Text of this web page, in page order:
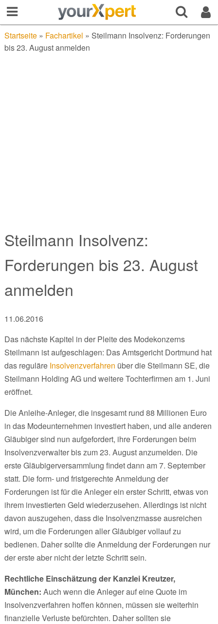
Startseite» Fachartikel » Steilmann Insolvenz: Forderungen
bis 23. August anmelden
Steilmann Insolvenz:
Forderungen bis 23. August
anmelden
11.06.2016
Das nächste Kapitel in der Pleite des Modekonzerns
Steilmann ist aufgeschlagen: Das Amtsgericht Dortmund hat
das reguläre Insolvenzverfahren über die Steilmann SE, die
Steilmann Holding AG und weitere Tochterfirmen am 1. Juni
eröffnet.
Die Anleihe-Anleger, die insgesamt rund 88 Millionen Euro
in das Modeunternehmen investiert haben, und alle anderen
Gläubiger sind nun aufgefordert, ihre Forderungen beim
Insolvenzverwalter bis zum 23. August anzumelden. Die
erste Gläubigerversammlung findet dann am 7. September
statt. Die form- und fristgerechte Anmeldung der
Forderungen ist für die Anleger ein erster Schritt, etwas von
ihrem investierten Geld wiederzusehen. Allerdings ist nicht
davon auszugehen, dass die Insolvenzmasse ausreichen
wird, um die Forderungen aller Gläubiger vollauf zu
bedienen. Daher sollte die Anmeldung der Forderungen nur
der erste aber nicht der letzte Schritt sein.
Rechtliche Einschätzung der Kanzlei Kreutzer,
München: Auch wenn die Anleger auf eine Quote im
Insolvenzverfahren hoffen können, müssen sie weiterhin
finanzielle Verluste befürchten. Daher sollten sie